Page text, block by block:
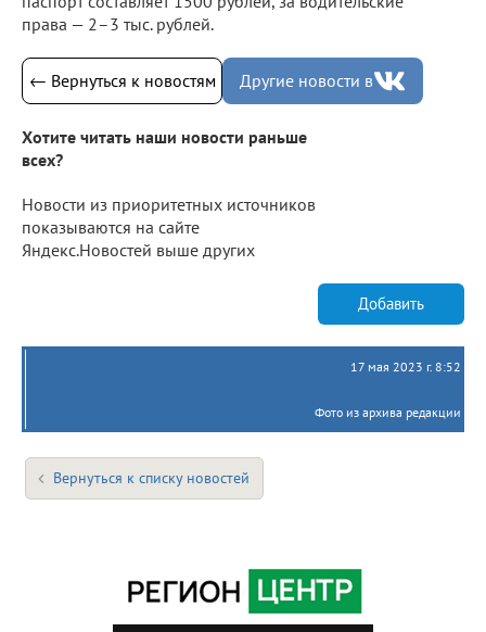
права — 2–3 тыс. рублей.
← Вернуться к новостям Другие новости в
Хотите читать наши новости раньше
всех?
Новости из приоритетных источников
показываются на сайте
Яндекс.Новостей выше других
Добавить
17 мая 2023 г. 8:52
Фото из архива редакции
Вернуться к списку новостей